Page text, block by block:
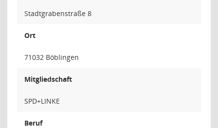
Stadtgrabenstraße 8
Ort
71032 Böblingen
Mitgliedschaft
SPD+LINKE
Beruf